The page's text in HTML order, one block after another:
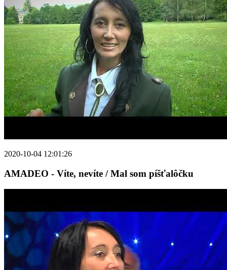
2020-10-04 12:01:26
AMADEO - Víte, nevíte / Mal som píšťalôčku